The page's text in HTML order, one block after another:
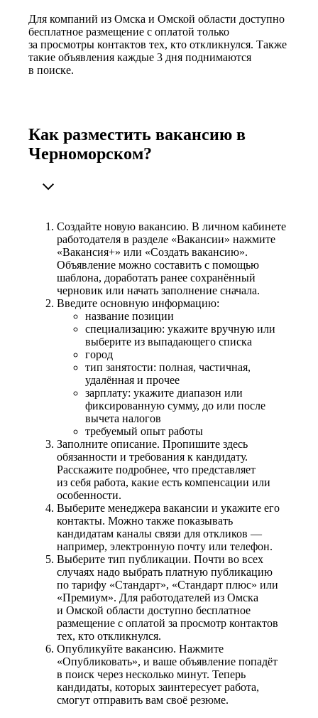
Для компаний из Омска и Омской области доступно
бесплатное размещение с оплатой только
за просмотры контактов тех, кто откликнулся. Также
такие объявления каждые 3 дня поднимаются
в поиске.
Как разместить вакансию в
Черноморском?
Создайте новую вакансию. В личном кабинете
работодателя в разделе «Вакансии» нажмите
«Вакансия+» или «Создать вакансию».
Объявление можно составить с помощью
шаблона, доработать ранее сохранённый
черновик или начать заполнение сначала.
Введите основную информацию:
название позиции
специализацию: укажите вручную или
выберите из выпадающего списка
город
тип занятости: полная, частичная,
удалённая и прочее
зарплату: укажите диапазон или
фиксированную сумму, до или после
вычета налогов
требуемый опыт работы
Заполните описание. Пропишите здесь
обязанности и требования к кандидату.
Расскажите подробнее, что представляет
из себя работа, какие есть компенсации или
особенности.
Выберите менеджера вакансии и укажите его
контакты. Можно также показывать
кандидатам каналы связи для откликов —
например, электронную почту или телефон.
Выберите тип публикации. Почти во всех
случаях надо выбрать платную публикацию
по тарифу «Стандарт», «Стандарт плюс» или
«Премиум». Для работодателей из Омска
и Омской области доступно бесплатное
размещение с оплатой за просмотр контактов
тех, кто откликнулся.
Опубликуйте вакансию. Нажмите
«Опубликовать», и ваше объявление попадёт
в поиск через несколько минут. Теперь
кандидаты, которых заинтересует работа,
смогут отправить вам своё резюме.